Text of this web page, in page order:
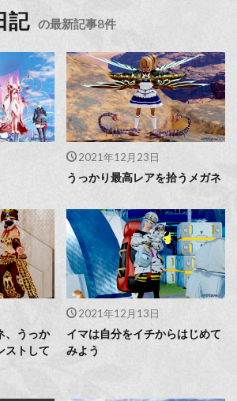
記 の最新記事8件
2021年12月23日
うっかり最高レアを拾うメガネ
、うっか
ストして
2021年12月13日
イマは自分をイチからはじめて
みよう